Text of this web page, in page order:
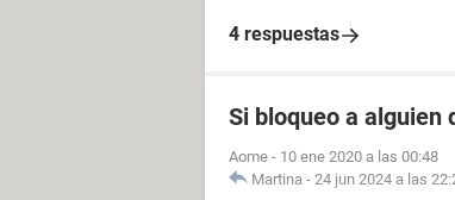
4 respuestas
Si bloqueo a alguien
Aome - 10 ene 2020 a las 00:48
Martina - 24 jun 2024 a las